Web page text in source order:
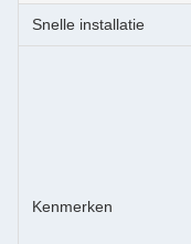
Snelle installatie
Kenmerken